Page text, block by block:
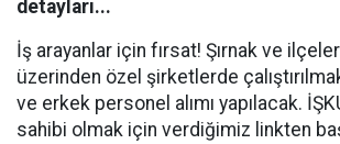
detayları...
İş arayanlar için fırsat! Şırnak ve
üzerinden özel şirketlerde
ve erkek personel alımı yapılacak.
sahibi olmak için verdiğimiz linkten